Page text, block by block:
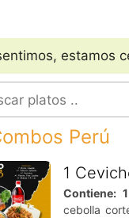
estamos
Perú
1
Contiene:
cebolla